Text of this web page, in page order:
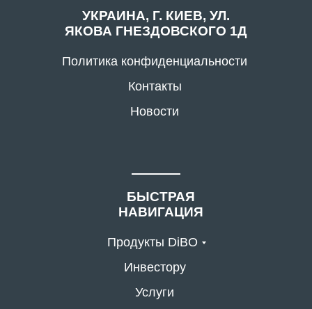
УКРАИНА, Г. КИЕВ, УЛ.
ЯКОВА ГНЕЗДОВСКОГО 1Д
БЫСТРАЯ
НАВИГАЦИЯ
Политика конфиденциальности
Контакты
Новости
Продукты DiBO
Инвестору
Услуги